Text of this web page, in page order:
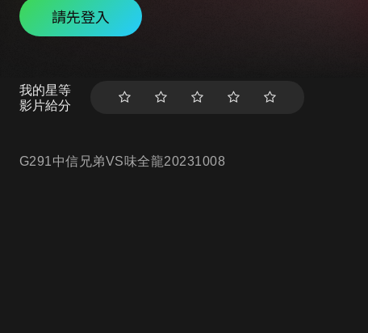
請先登入
我的星等
影片給分
G291中信兄弟VS味全龍20231008